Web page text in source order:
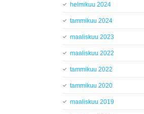
helmikuu 2024
tammikuu 2024
maaliskuu 2023
maaliskuu 2022
tammikuu 2022
tammikuu 2020
maaliskuu 2019